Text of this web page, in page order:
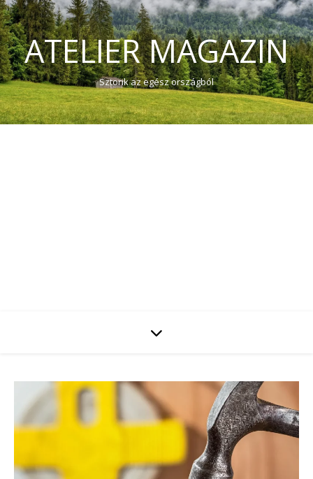
ATELIER MAGAZIN
Sztorik az egész országból